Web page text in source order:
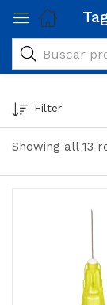
Showing all 13
Filter